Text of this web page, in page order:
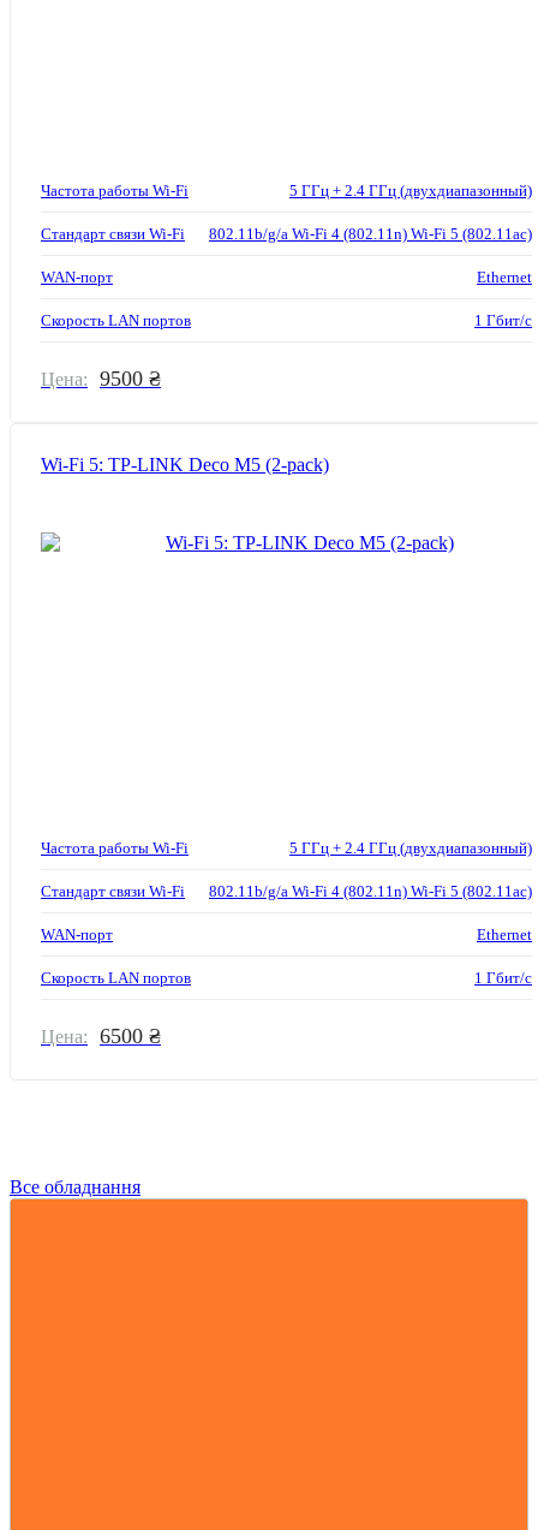
Частота работы Wi-Fi 5 ГГц + 2.4 ГГц (двухдиапазонный)
Стандарт связи Wi-Fi 802.11b/g/a Wi-Fi 4 (802.11n) Wi-Fi 5 (802.11ac)
WAN-порт Ethernet
Скорость LAN портов 1 Гбит/с
Цена: 9500 ₴
Wi-Fi 5: TP-LINK Deco M5 (2-pack)
Частота работы Wi-Fi 5 ГГц + 2.4 ГГц (двухдиапазонный)
Стандарт связи Wi-Fi 802.11b/g/a Wi-Fi 4 (802.11n) Wi-Fi 5 (802.11ac)
WAN-порт Ethernet
Скорость LAN портов 1 Гбит/с
Цена: 6500 ₴
Все обладнання